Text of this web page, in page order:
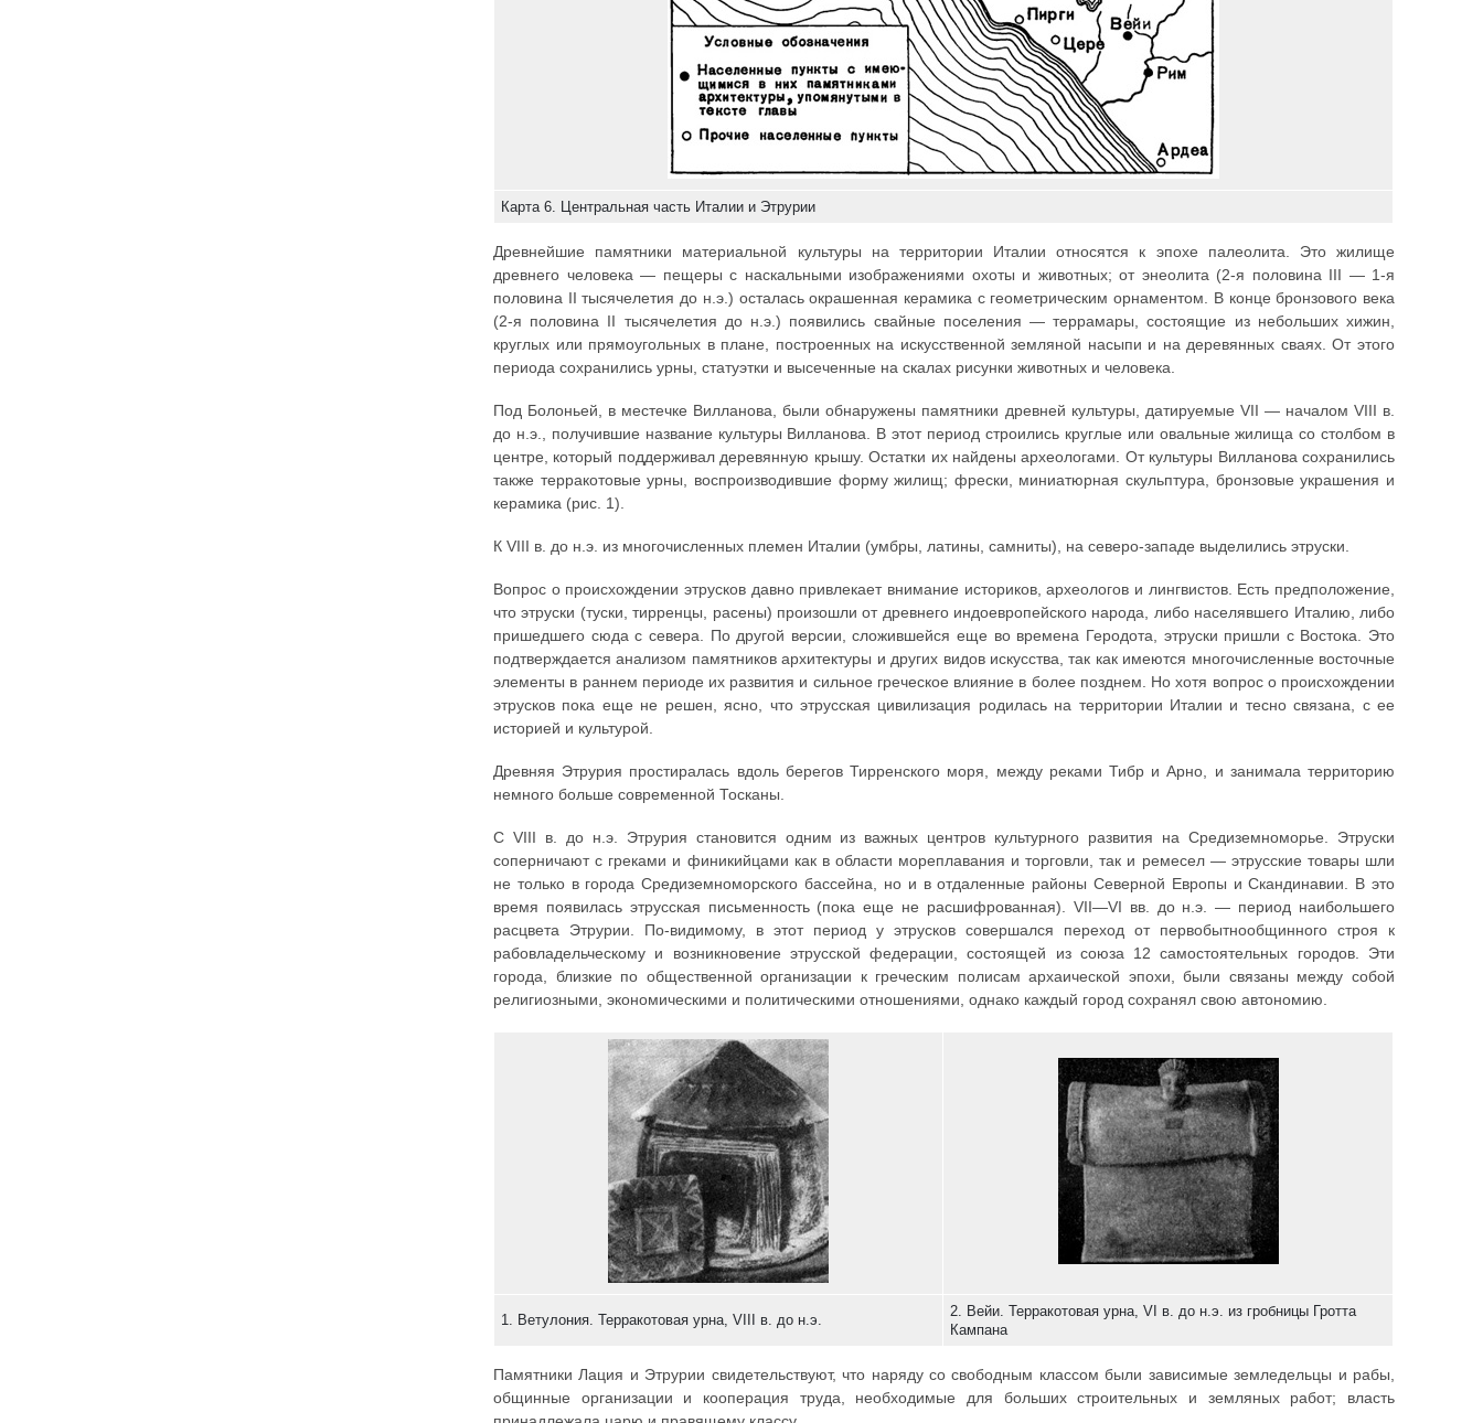
Карта 6. Центральная часть Италии и Этрурии
Древнейшие памятники материальной культуры на территории Италии относятся к эпохе палеолита. Это жилище
древнего человека — пещеры с наскальными изображениями охоты и животных; от энеолита (2-я половина III — 1-я
половина II тысячелетия до н.э.) осталась окрашенная керамика с геометрическим орнаментом. В конце бронзового века
(2-я половина II тысячелетия до н.э.) появились свайные поселения — террамары, состоящие из небольших хижин,
круглых или прямоугольных в плане, построенных на искусственной земляной насыпи и на деревянных сваях. От этого
периода сохранились урны, статуэтки и высеченные на скалах рисунки животных и человека.
Под Болоньей, в местечке Вилланова, были обнаружены памятники древней культуры, датируемые VII — началом VIII в.
до н.э., получившие название культуры Вилланова. В этот период строились круглые или овальные жилища со столбом в
центре, который поддерживал деревянную крышу. Остатки их найдены археологами. От культуры Вилланова сохранились
также терракотовые урны, воспроизводившие форму жилищ; фрески, миниатюрная скульптура, бронзовые украшения и
керамика (рис. 1).
К VIII в. до н.э. из многочисленных племен Италии (умбры, латины, самниты), на северо-западе выделились этруски.
Вопрос о происхождении этрусков давно привлекает внимание историков, археологов и лингвистов. Есть предположение,
что этруски (туски, тирренцы, расены) произошли от древнего индоевропейского народа, либо населявшего Италию, либо
пришедшего сюда с севера. По другой версии, сложившейся еще во времена Геродота, этруски пришли с Востока. Это
подтверждается анализом памятников архитектуры и других видов искусства, так как имеются многочисленные восточные
элементы в раннем периоде их развития и сильное греческое влияние в более позднем. Но хотя вопрос о происхождении
этрусков пока еще не решен, ясно, что этрусская цивилизация родилась на территории Италии и тесно связана, с ее
историей и культурой.
Древняя Этрурия простиралась вдоль берегов Тирренского моря, между реками Тибр и Арно, и занимала территорию
немного больше современной Тосканы.
С VIII в. до н.э. Этрурия становится одним из важных центров культурного развития на Средиземноморье. Этруски
соперничают с греками и финикийцами как в области мореплавания и торговли, так и ремесел — этрусские товары шли
не только в города Средиземноморского бассейна, но и в отдаленные районы Северной Европы и Скандинавии. В это
время появилась этрусская письменность (пока еще не расшифрованная). VII—VI вв. до н.э. — период наибольшего
расцвета Этрурии. По-видимому, в этот период у этрусков совершался переход от первобытнообщинного строя к
рабовладельческому и возникновение этрусской федерации, состоящей из союза 12 самостоятельных городов. Эти
города, близкие по общественной организации к греческим полисам архаической эпохи, были связаны между собой
религиозными, экономическими и политическими отношениями, однако каждый город сохранял свою автономию.
1. Ветулония. Терракотовая урна, VIII в. до н.э.
2. Вейи. Терракотовая урна, VI в. до н.э. из гробницы Гротта
Кампана
Памятники Лация и Этрурии свидетельствуют, что наряду со свободным классом были зависимые земледельцы и рабы,
общинные организации и кооперация труда, необходимые для больших строительных и земляных работ; власть